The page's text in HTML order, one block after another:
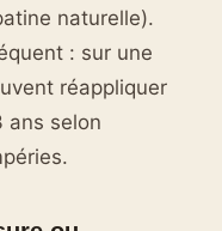
naturelle).
: sur une
réappliquer
ans selon